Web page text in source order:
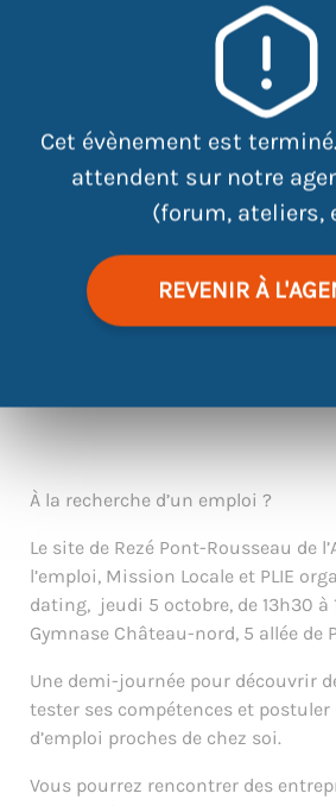
Cet évènement est
attendent sur notre
(forum, ateliers,
REVENIR À
Gymnase Chateau-Nord,
Provence, Rezé, France
À la recherche d’un emploi ?
Le site de Rezé Pont-Rousseau de
l’emploi, Mission Locale et PLIE
dating, jeudi 5 octobre, de 13h30 à
Gymnase Château-nord, 5 allée de
Une demi-journée pour découvrir
tester ses compétences et postuler
d’emploi proches de chez soi.
Vous pourrez rencontrer des